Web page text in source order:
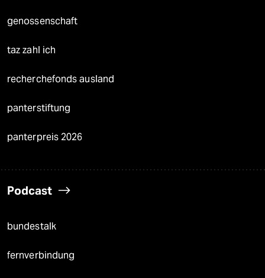
genossenschaft
taz zahl ich
recherchefonds ausland
panterstiftung
panterpreis 2026
Podcast
bundestalk
fernverbindung